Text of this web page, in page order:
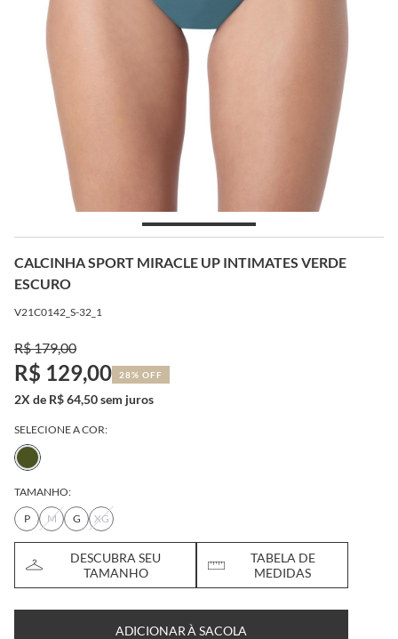
CALCINHA SPORT MIRACLE UP INTIMATES VERDE
ESCURO
V21C0142_S-32_1
R$ 179,00
R$ 129,00 28% OFF
2X de R$ 64,50 sem juros
SELECIONE A COR:
TAMANHO:
P
M G XG
DESCUBRA SEU
TAMANHO
TABELA DE
MEDIDAS
ADICIONAR À SACOLA